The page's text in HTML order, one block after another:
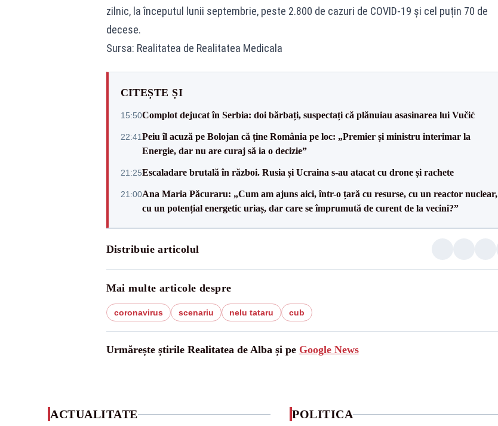
zilnic, la începutul lunii septembrie, peste 2.800 de cazuri de COVID-19 și cel puțin 70 de
decese.
Sursa: Realitatea de Realitatea Medicala
CITEȘTE ȘI
15:50Complot dejucat în Serbia: doi bărbați, suspectați că plănuiau asasinarea lui Vučić
22:41Peiu îl acuză pe Bolojan că ține România pe loc: „Premier și ministru interimar la
Energie, dar nu are curaj să ia o decizie”
21:25Escaladare brutală în război. Rusia și Ucraina s-au atacat cu drone și rachete
21:00Ana Maria Păcuraru: „Cum am ajuns aici, într-o țară cu resurse, cu un reactor nuclear,
cu un potențial energetic uriaș, dar care se împrumută de curent de la vecini?”
Distribuie articolul
Mai multe articole despre
coronavirus scenariu nelu tataru cub
Urmărește știrile Realitatea de Alba și pe Google News
ACTUALITATE POLITICA